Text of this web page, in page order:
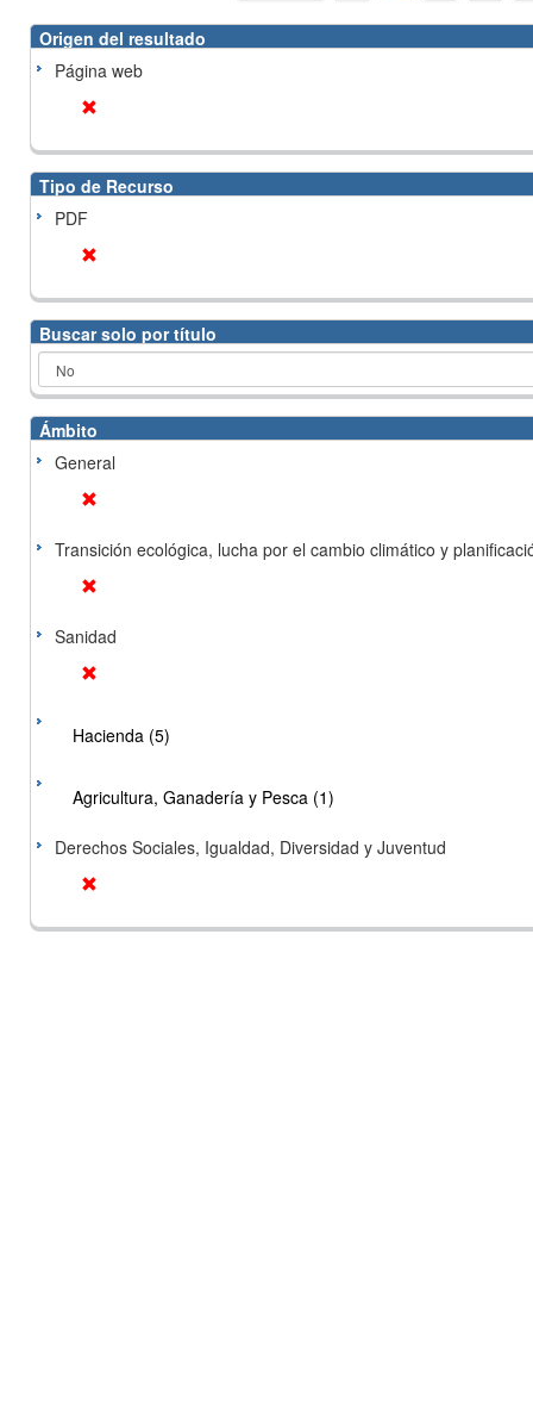
Origen del resultado
Página web
Tipo de Recurso
PDF
Buscar solo por título
Ámbito
General
Transición ecológica, lucha por el cambio climático y
Sanidad
Hacienda (5)
Agricultura, Ganadería y Pesca (1)
Derechos Sociales, Igualdad, Diversidad y Juventud